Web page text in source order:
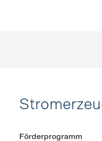
Förderprogramm